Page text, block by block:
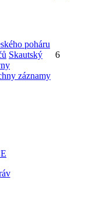
poháru
Skautský
záznamy
6